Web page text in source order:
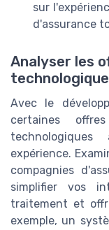
sur
d'assurance
Analyser les
technologique
Avec le
certaines
expérience.
compagnies
simplifier vos
traitement et
exemple, un